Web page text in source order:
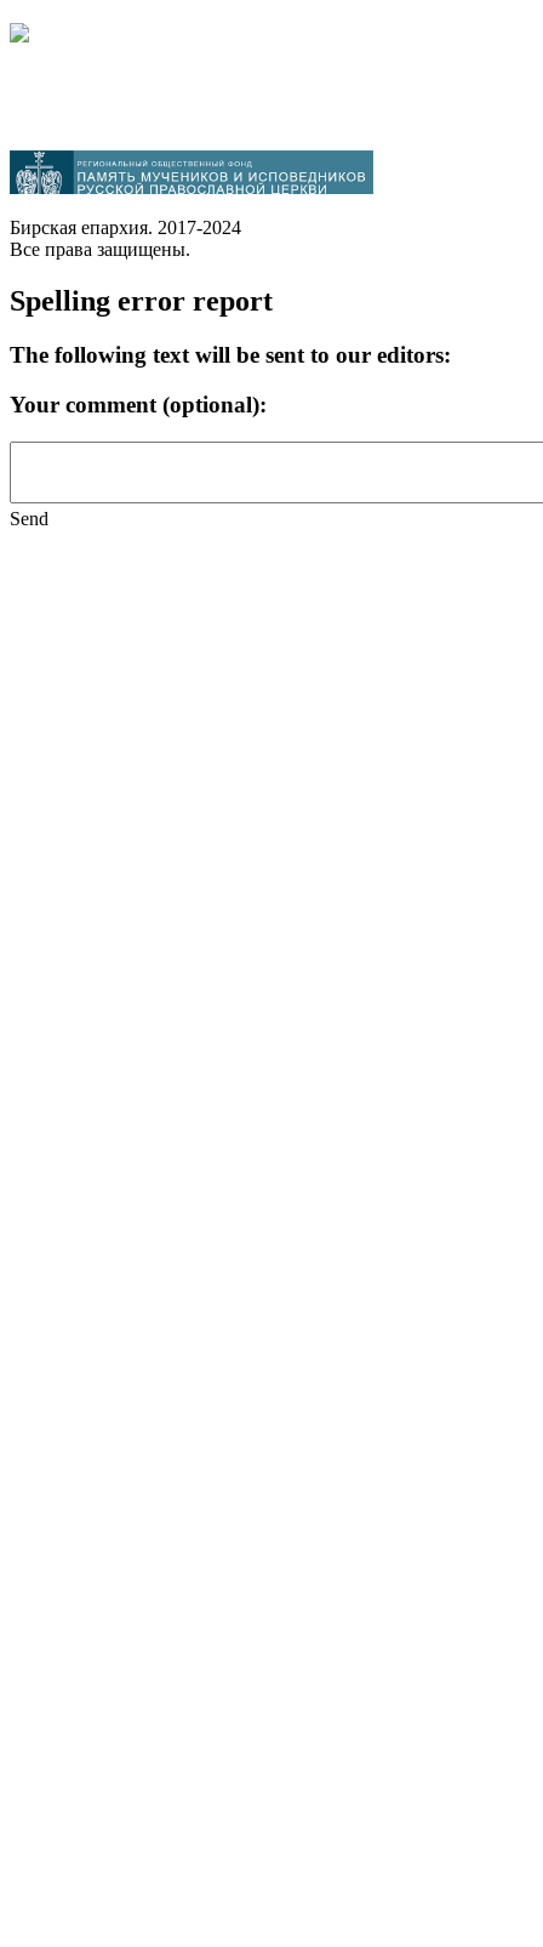
Бирская епархия. 2017-2024
Все права защищены.
Spelling error report
The following text will be sent to our editors:
Your comment (optional):
Send